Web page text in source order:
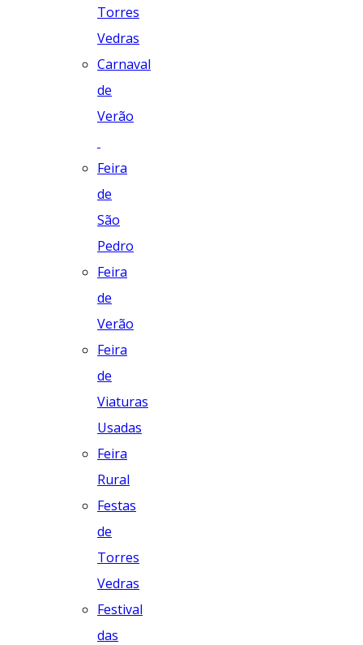
Torres
Vedras
Carnaval
de
Verão
Feira
de
São
Pedro
Feira
de
Verão
Feira
de
Viaturas
Usadas
Feira
Rural
Festas
de
Torres
Vedras
Festival
das